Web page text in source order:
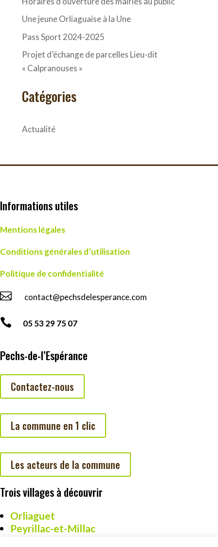
Une jeune Orliaguaise à la Une
Pass Sport 2024-2025
Projet d’échange de parcelles Lieu-dit
« Calpranouses »
Catégories
Actualité
Informations utiles
Mentions légales
Conditions générales d’utilisation
Politique de confidentialité
 contact@pechsdelesperance.com
 05 53 29 75 07
Pechs-de-l’Espérance
Contactez-nous
La commune en 1 clic
Les acteurs de la commune
Trois villages à découvrir
Orliaguet
Peyrillac-et-Millac